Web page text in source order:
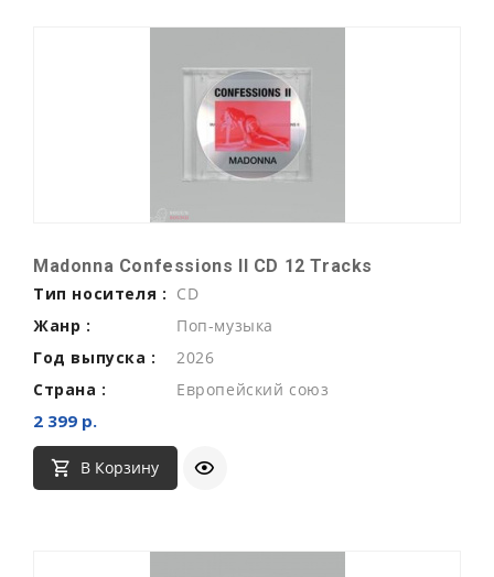
Madonna Confessions II CD 12 Tracks
Тип носителя : CD
Жанр :
Поп-музыка
Год выпуска :
2026
Страна :
Европейский союз
2 399 р.
В Корзину